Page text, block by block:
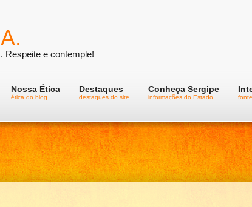
Respeite e contemple!
Nossa Ética
ética do blog
Destaques
destaques do site
Conheça Sergipe
informações do Estado